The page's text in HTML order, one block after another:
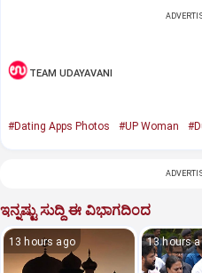
TEAM UDAYAVANI
#Dating Apps Photos #UP Woman
ಇನ್ನಷ್ಟು ಸುದ್ದಿ ಈ ವಿಭಾಗದಿಂದ
13 hours ago 13 hours